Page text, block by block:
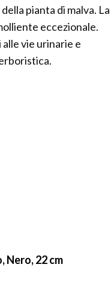
pianta di malva. La
eccezionale.
vie urinarie e
Nero, 22 cm